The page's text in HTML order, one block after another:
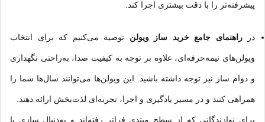
پیشرفته‌تر را با دقت بیشتری اجرا کند.
درراهنمای جامع خرید ساز ویولن توصیه می‌کنیم که برای انتخاب
ویولن‌های نیمه‌حرفه‌ای، علاوه بر توجه به کیفیت صدا، به‌راحتی نگهداری
و دوام ساز نیز توجه داشته باشید. این ویولن‌ها می‌توانند سال‌ها شما را
همراهی کنند و در مسیر یادگیری و اجرا، تجربه‌ای لذت‌بخش ارائه دهند.
برای نوازندگانی که از سطح مبتدی فراتر رفته‌اند و به‌دنبال سازی با